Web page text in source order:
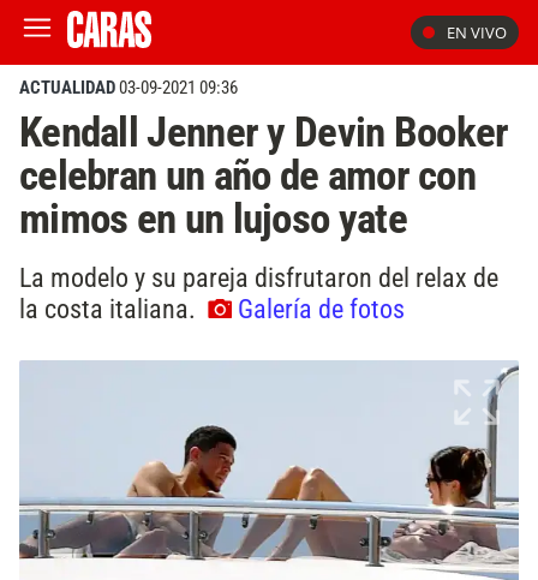
EN VIVO
ACTUALIDAD03-09-2021 09:36
Kendall Jenner y Devin Booker
celebran un año de amor con
mimos en un lujoso yate
La modelo y su pareja disfrutaron del relax de
la costa italiana.
Galería de fotos